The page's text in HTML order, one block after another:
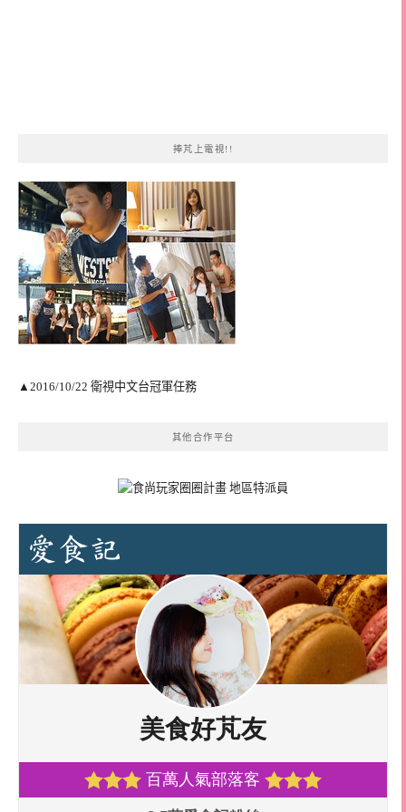
捧芃上電視!!
▲2016/10/22 衛視中文台冠軍任務
其他合作平台